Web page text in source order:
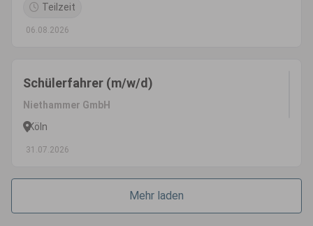
Teilzeit
06.08.2026
Schülerfahrer (m/w/d)
Niethammer GmbH
Köln
31.07.2026
Mehr laden